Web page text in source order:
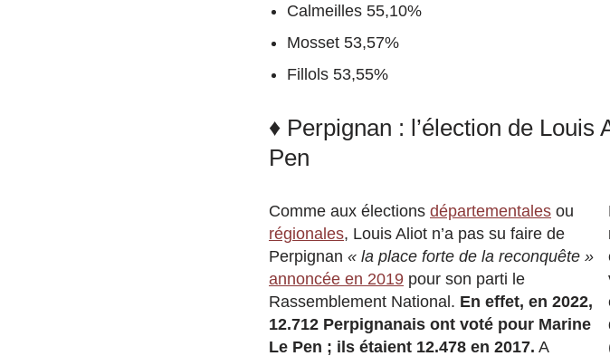
Calmeilles 55,10%
Mosset 53,57%
Fillols 53,55%
♦ Perpignan : l’élection de
Pen
Comme aux élections départementales ou
régionales, Louis Aliot n’a pas su faire de
Perpignan « la place forte de la reconquête »
annoncée en 2019 pour son parti le
Rassemblement National. En effet, en 2022,
12.712 Perpignanais ont voté pour Marine
Le Pen ; ils étaient 12.478 en 2017. A